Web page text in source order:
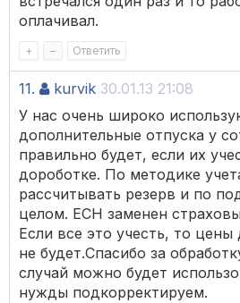
оплачивал.
+ – Ответить
11. kurvik 30.01.13 21:08
У нас очень широко
дополнительные отпуска у
правильно будет, если их
дороботке. По методике
рассчитывать резерв и по
целом. ЕСН заменен
Если все это учесть, то цены
не будет.Спасибо за
случай можно будет
нужды подкорректируем.